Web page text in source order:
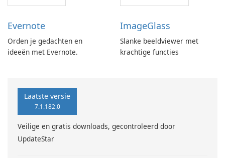
Evernote
Orden je gedachten en
ideeën met Evernote.
ImageGlass
Slanke beeldviewer met
krachtige functies
Laatste versie
7.1.182.0
Veilige en gratis downloads, gecontroleerd door
UpdateStar